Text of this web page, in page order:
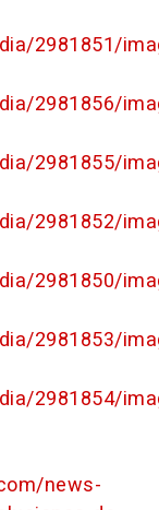
2981851/
2981856/
2981855/
2981852/
2981850/
2981853/
2981854/
news-